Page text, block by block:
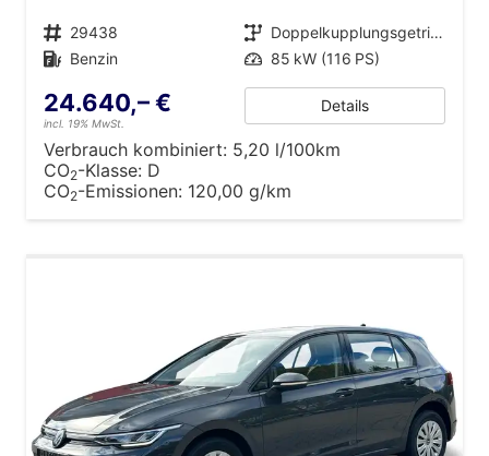
Fahrzeugnr. 29438 Getriebe
Doppelkupplungsgetriebe (DSG)
Kraftstoff Benzin Leistung 85 kW (116 PS)
24.640,– €
incl. 19% MwSt.
Details
Verbrauch kombiniert: 5,20 l/100km
CO2-Klasse: D
CO2-Emissionen: 120,00 g/km